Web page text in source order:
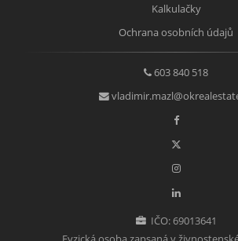
Kalkulačky
Ochrana osobních údajů
603 840 518
IČO: 69013641